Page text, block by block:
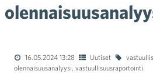
16.05.2024 13:28 Uutiset
olennaisuusanalyysi, vastuullisuusraportointi